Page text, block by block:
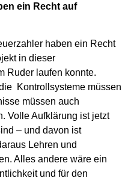
ein Recht auf
haben ein Recht
in dieser
Ruder laufen konnte.
Kontrollsysteme müssen
müssen auch
Volle Aufklärung ist jetzt
– und davon ist
Lehren und
Alles andere wäre ein
und für den